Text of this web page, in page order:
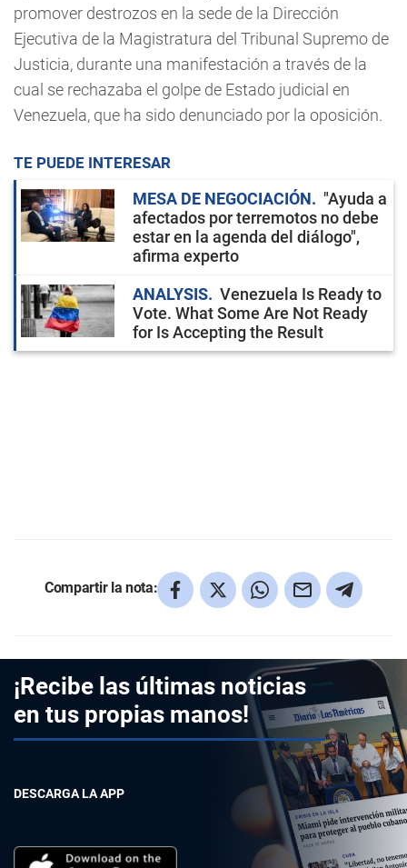
promover destrozos en la sede de la Dirección
Ejecutiva de la Magistratura del Tribunal Supremo de
Justicia, durante una manifestación a través de la
cual se rechazaba el golpe de Estado judicial en
Venezuela, que ha sido denunciado por la oposición.
TE PUEDE INTERESAR
MESA DE NEGOCIACIÓN
"Ayuda a
afectados por terremotos no debe
estar en la agenda del diálogo",
afirma experto
ANALYSIS
Venezuela Is Ready to
Vote. What Some Are Not Ready
for Is Accepting the Result
Compartir la nota:
¡Recibe las últimas noticias
en tus propias manos!
DESCARGA LA APP